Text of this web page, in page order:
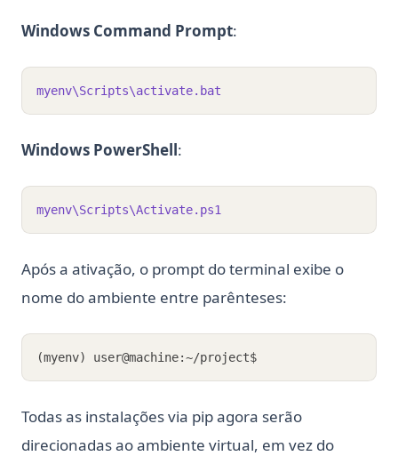
Windows Command Prompt:
myenv\Scripts\activate.bat
Windows PowerShell:
myenv\Scripts\Activate.ps1
Após a ativação, o prompt do terminal exibe o
nome do ambiente entre parênteses:
(myenv) user@machine:~/project$
Todas as instalações via pip agora serão
direcionadas ao ambiente virtual, em vez do